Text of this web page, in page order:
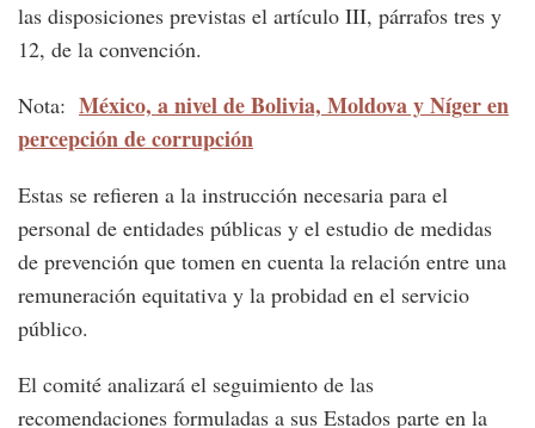
las disposiciones previstas el artículo III, párrafos tres y
12, de la convención.
Nota: México, a nivel de Bolivia, Moldova y Níger en
percepción de corrupción
Estas se refieren a la instrucción necesaria para el
personal de entidades públicas y el estudio de medidas
de prevención que tomen en cuenta la relación entre una
remuneración equitativa y la probidad en el servicio
público.
El comité analizará el seguimiento de las
recomendaciones formuladas a sus Estados parte en la